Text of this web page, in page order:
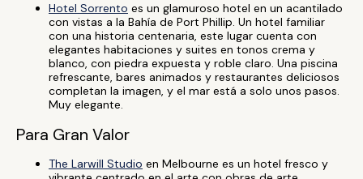
Hotel Sorrento es un glamuroso hotel en un acantilado
con vistas a la Bahía de Port Phillip. Un hotel familiar
con una historia centenaria, este lugar cuenta con
elegantes habitaciones y suites en tonos crema y
blanco, con piedra expuesta y roble claro. Una piscina
refrescante, bares animados y restaurantes deliciosos
completan la imagen, y el mar está a solo unos pasos.
Muy elegante.
Para Gran Valor
The Larwill Studio en Melbourne es un hotel fresco y